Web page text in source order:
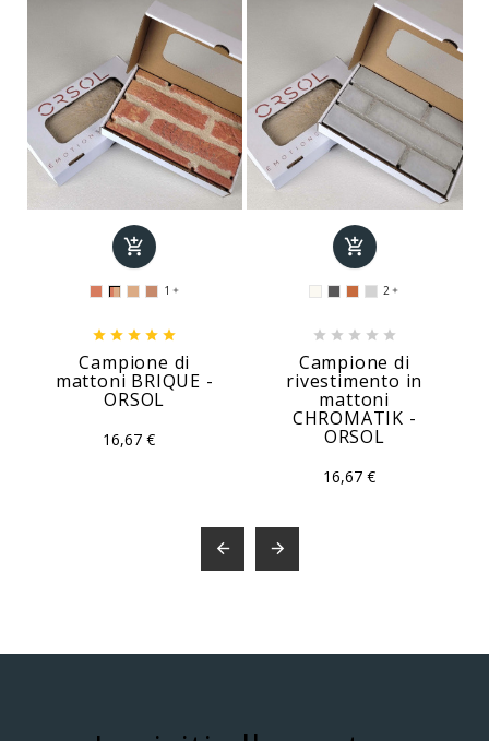

1 
    
Campione di
mattoni BRIQUE -
ORSOL
16,67 €

2 
    
Campione di
rivestimento in
mattoni
CHROMATIK -
ORSOL
16,67 €
 